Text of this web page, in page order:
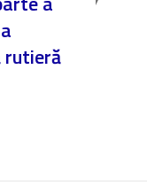
rutieră